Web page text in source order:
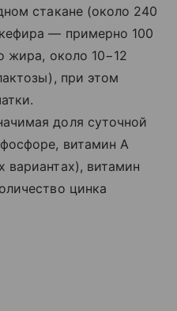
стакане (около 240
— примерно 100
жира, около 10−12
при этом
доля суточной
витамин A
вариантах), витамин
цинка